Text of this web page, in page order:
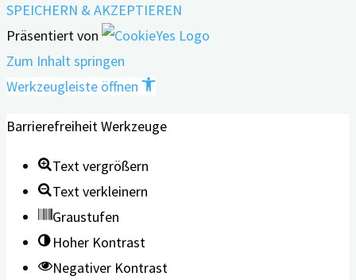
SPEICHERN & AKZEPTIEREN
Präsentiert von
Zum Inhalt springen
Werkzeugleiste öffnen
Barrierefreiheit Werkzeuge
Text vergrößern
Text verkleinern
Graustufen
Hoher Kontrast
Negativer Kontrast